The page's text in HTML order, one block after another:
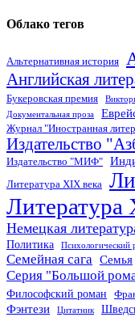
Облако тегов
Альтернативная история
Английская
Букеровская премия
Документальная проза
Журнал "Иностранная
Издательство
Издательство "МИФ"
Литература XIX века
Литература
Немецкая
Политика
Психологический
Семейная сага Семья
Серия "Большой
Философский роман
Фэнтези Цитатник